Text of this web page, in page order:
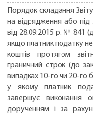
Порядок складання
на відрядження або під
від 28.09.2015 р. № 841
якщо платник податку
коштів протягом
граничний строк (до
випадках 10-го чи 20-го
у якому платник
завершує виконання
дорученням і за